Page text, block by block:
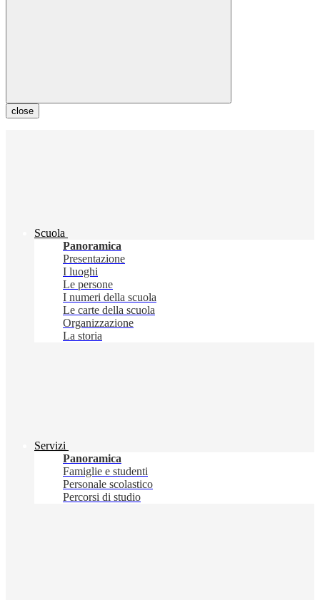
close
Scuola
Panoramica
Presentazione
I luoghi
Le persone
I numeri della scuola
Le carte della scuola
Organizzazione
La storia
Servizi
Panoramica
Famiglie e studenti
Personale scolastico
Percorsi di studio